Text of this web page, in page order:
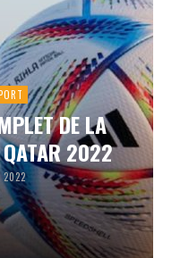
DE LA
QATAR 2022
2022